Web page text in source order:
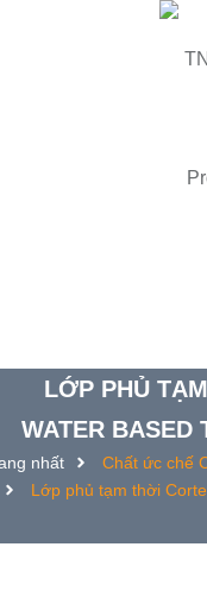
LỚP PHỦ
WATER BASED
nhất Chất ức chế
Lớp phủ tạm thời